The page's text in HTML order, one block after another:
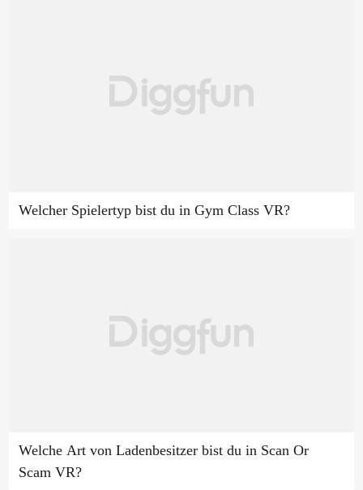
Welcher Spielertyp bist du in Gym Class VR?
Welche Art von Ladenbesitzer bist du in Scan Or
Scam VR?